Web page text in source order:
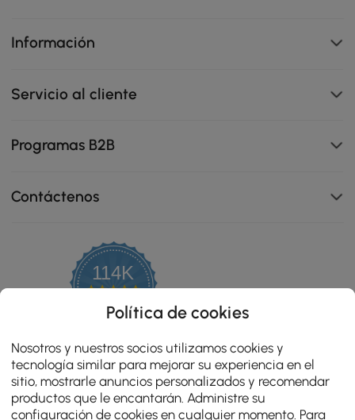
Información
Servicio al cliente
Programas B2B
Contáctenos
114K
4.8
star
rating
OPINIONES CERTIFICADAS
Política de cookies
Nosotros y nuestros socios utilizamos cookies y
tecnología similar para mejorar su experiencia en el
sitio, mostrarle anuncios personalizados y recomendar
productos que le encantarán. Administre su
configuración de cookies en cualquier momento. Para